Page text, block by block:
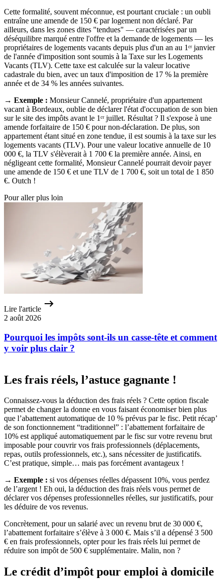
Cette formalité, souvent méconnue, est pourtant cruciale : un oubli
entraîne une amende de 150 € par logement non déclaré. Par
ailleurs, dans les zones dites "tendues" — caractérisées par un
déséquilibre marqué entre l'offre et la demande de logements — les
propriétaires de logements vacants depuis plus d'un an au 1ᵉʳ janvier
de l'année d'imposition sont soumis à la Taxe sur les Logements
Vacants (TLV). Cette taxe est calculée sur la valeur locative
cadastrale du bien, avec un taux d'imposition de 17 % la première
année et de 34 % les années suivantes.
→ Exemple : Monsieur Cannelé, propriétaire d'un appartement
vacant à Bordeaux, oublie de déclarer l'état d'occupation de son bien
sur le site des impôts avant le 1ᵉʳ juillet. Résultat ? Il s'expose à une
amende forfaitaire de 150 € pour non-déclaration. De plus, son
appartement étant situé en zone tendue, il est soumis à la taxe sur les
logements vacants (TLV). Pour une valeur locative annuelle de 10
000 €, la TLV s'élèverait à 1 700 € la première année. Ainsi, en
négligeant cette formalité, Monsieur Cannelé pourrait devoir payer
une amende de 150 € et une TLV de 1 700 €, soit un total de 1 850
€. Outch !
Pour aller plus loin
Lire l'article
2 août 2026
Pourquoi les impôts sont-ils un casse-tête et comment
y voir plus clair ?
Les frais réels, l’astuce gagnante !
Connaissez-vous la déduction des frais réels ? Cette option fiscale
permet de changer la donne en vous faisant économiser bien plus
que l’abattement automatique de 10 % prévus par le fisc. Petit récap’
de son fonctionnement “traditionnel” : l’abattement forfaitaire de
10% est appliqué automatiquement par le fisc sur votre revenu brut
imposable pour couvrir vos frais professionnels (déplacements,
repas, outils professionnels, etc.), sans nécessiter de justificatifs.
C’est pratique, simple… mais pas forcément avantageux !
→ Exemple : si vos dépenses réelles dépassent 10%, vous perdez
de l’argent ! Eh oui, la déduction des frais réels vous permet de
déclarer vos dépenses professionnelles réelles, sur justificatifs, pour
les déduire de vos revenus.
Concrètement, pour un salarié avec un revenu brut de 30 000 €,
l’abattement forfaitaire s’élève à 3 000 €. Mais s’il a dépensé 3 500
€ en frais professionnels, opter pour les frais réels lui permet de
réduire son impôt de 500 € supplémentaire. Malin, non ?
Le crédit d’impôt pour emploi à domicile